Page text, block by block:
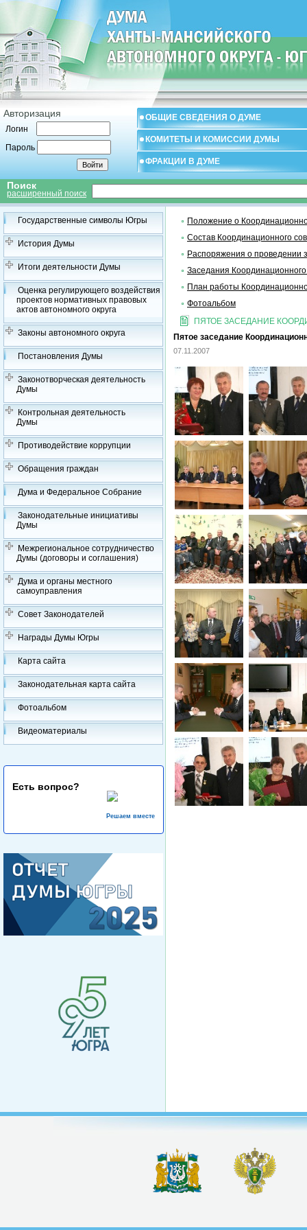
Авторизация
Логин
Пароль
ОБЩИЕ СВЕДЕНИЯ О ДУМЕ
КОМИТЕТЫ И КОМИССИИ ДУМЫ
ФРАКЦИИ В ДУМЕ
Поиск
расширенный поиск
Государственные символы Югры
История Думы
Итоги деятельности Думы
Оценка регулирующего воздействия
проектов нормативных правовых
актов автономного округа
Законы автономного округа
Постановления Думы
Законотворческая деятельность
Думы
Контрольная деятельность
Думы
Противодействие коррупции
Обращения граждан
Дума и Федеральное Собрание
Законодательные инициативы
Думы
Межрегиональное сотрудничество
Думы (договоры и соглашения)
Дума и органы местного
самоуправления
Совет Законодателей
Награды Думы Югры
Карта сайта
Законодательная карта сайта
Фотоальбом
Видеоматериалы
Есть вопрос?
Решаем вместе
Положение о
Состав Координационного
Распоряжения о проведении
Заседания
План работы
Фотоальбом
ПЯТОЕ ЗАСЕДАНИЕ
Пятое заседание
07.11.2007